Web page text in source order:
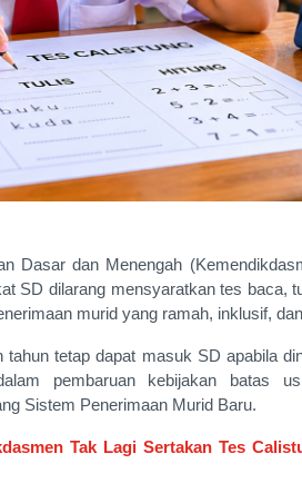
Dasar dan Menengah
SD dilarang mensyaratkan tes baca,
murid yang ramah, inklusif,
tetap dapat masuk SD apabila
pembaruan kebijakan batas
Sistem Penerimaan Murid Baru.
Tak Lagi Sertakan Tes